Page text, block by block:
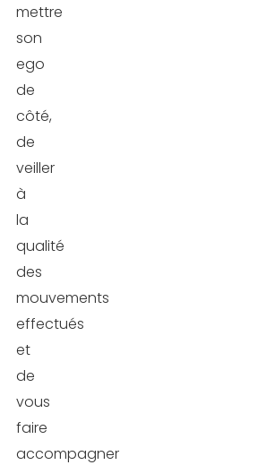
mettre
son
ego
de
côté,
de
veiller
à
la
qualité
des
mouvements
effectués
et
de
vous
faire
accompagner